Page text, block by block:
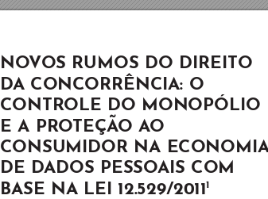
NOVOS RUMOS DO DIREITO
DA CONCORRÊNCIA: O
CONTROLE DO MONOPÓLIO
E A PROTEÇÃO AO
CONSUMIDOR NA
DE DADOS PESSOAIS COM
BASE NA LEI 12.529/20111